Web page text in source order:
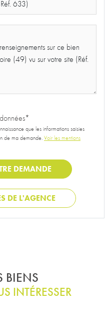
que les informations saisies
de ma demande.Voir les mentions
DE L'AGENCE
BIENS
INTÉRESSER